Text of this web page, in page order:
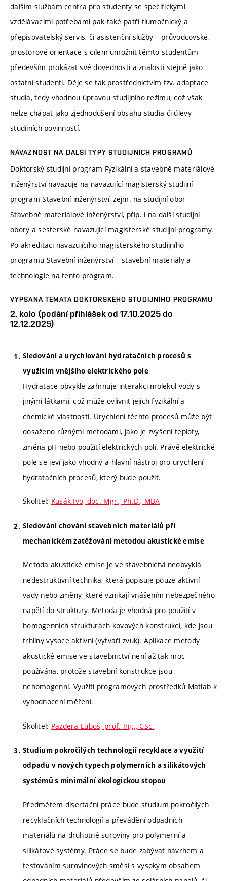
dalším službám centra pro studenty se specifickými
vzdělávacími potřebami pak také patří tlumočnický a
přepisovatelský servis, či asistenční služby – průvodcovské,
prostorové orientace s cílem umožnit těmto studentům
především prokázat své dovednosti a znalosti stejně jako
ostatní studenti. Děje se tak prostřednictvím tzv. adaptace
studia, tedy vhodnou úpravou studijního režimu, což však
nelze chápat jako zjednodušení obsahu studia či úlevy
studijních povinností.
NÁVAZNOST NA DALŠÍ TYPY STUDIJNÍCH PROGRAMŮ
Doktorský studijní program Fyzikální a stavebně materiálové
inženýrství navazuje na navazující magisterský studijní
program Stavební inženýrství, zejm. na studijní obor
Stavebně materiálové inženýrství, příp. i na další studijní
obory a sesterské navazující magisterské studijní programy.
Po akreditaci navazujícího magisterského studijního
programu Stavební inženýrství – stavební materiály a
technologie na tento program.
VYPSANÁ TÉMATA DOKTORSKÉHO STUDIJNÍHO PROGRAMU
2. kolo (podání přihlášek od 17.10.2025 do
12.12.2025)
Sledování a urychlování hydratačních procesů s
využitím vnějšího elektrického pole
Hydratace obvykle zahrnuje interakci molekul vody s
jinými látkami, což může ovlivnit jejich fyzikální a
chemické vlastnosti. Urychlení těchto procesů může být
dosaženo různými metodami, jako je zvýšení teploty,
změna pH nebo použití elektrických polí. Právě elektrické
pole se jeví jako vhodný a hlavní nástroj pro urychlení
hydratačních procesů, který bude použit.
Školitel: Kusák Ivo, doc. Mgr., Ph.D., MBA
Sledování chování stavebních materiálů při
mechanickém zatěžování metodou akustické emise
Metoda akustické emise je ve stavebnictví neobvyklá
nedestruktivní technika, která popisuje pouze aktivní
vady nebo změny, které vznikají vnášením nebezpečného
napětí do struktury. Metoda je vhodná pro použití v
homogenních strukturách kovových konstrukcí, kde jsou
trhliny vysoce aktivní (vytváří zvuk). Aplikace metody
akustické emise ve stavebnictví není až tak moc
používána, protože stavební konstrukce jsou
nehomogenní. Využití programových prostředků Matlab k
vyhodnocení měření.
Školitel: Pazdera Luboš, prof. Ing., CSc.
Studium pokročilých technologií recyklace a využití
odpadů v nových typech polymerních a silikátových
systémů s minimální ekologickou stopou
Předmětem disertační práce bude studium pokročilých
recyklačních technologií a převádění odpadních
materiálů na druhotné suroviny pro polymerní a
silikátové systémy. Práce se bude zabývat návrhem a
testováním surovinových směsí s vysokým obsahem